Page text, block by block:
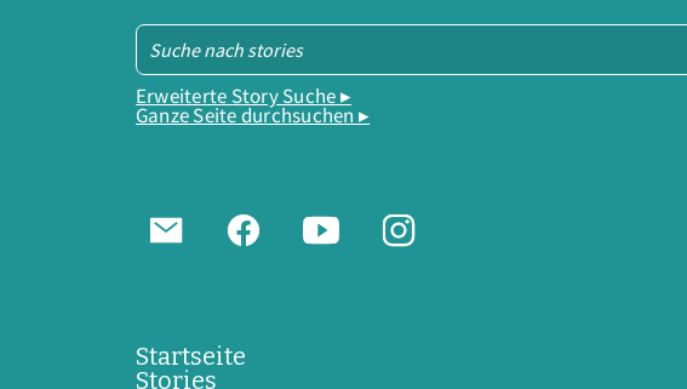
Erweiterte Story Suche ▸
Ganze Seite durchsuchen ▸
Startseite
Stories